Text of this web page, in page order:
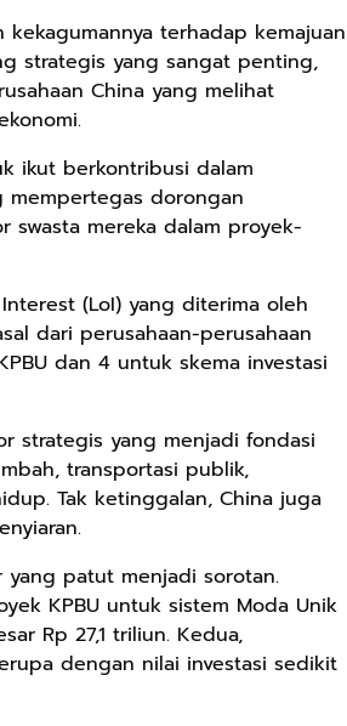
terhadap kemajuan
strategis yang sangat penting,
China yang melihat
ikut berkontribusi dalam
mempertegas dorongan
mereka dalam proyek-
(LoI) yang diterima oleh
dari perusahaan-perusahaan
dan 4 untuk skema investasi
strategis yang menjadi fondasi
transportasi publik,
Tak ketinggalan, China juga
yang patut menjadi sorotan.
KPBU untuk sistem Moda Unik
Rp 27,1 triliun. Kedua,
dengan nilai investasi sedikit
Rp128.900
Republik
Kelamin | Hybrid
Anyarmart
Rp119.999
Durian Cinta |
Pamungkas
Anyarmart
Rp149.450
Ebook 100 Anak
Indonesia box
cover
Google Book
Rp98.049
ala Dayak:
Healing Wisdom
from the Heart
of Borneor
Google Book